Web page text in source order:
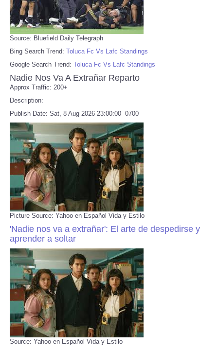
Source: Bluefield Daily Telegraph
Bing Search Trend: Toluca Fc Vs Lafc Standings
Google Search Trend: Toluca Fc Vs Lafc Standings
Nadie Nos Va A Extrañar Reparto
Approx Traffic: 200+
Description:
Publish Date: Sat, 8 Aug 2026 23:00:00 -0700
Picture Source: Yahoo en Español Vida y Estilo
'Nadie nos va a extrañar': El arte de despedirse y
aprender a soltar
Source: Yahoo en Español Vida y Estilo